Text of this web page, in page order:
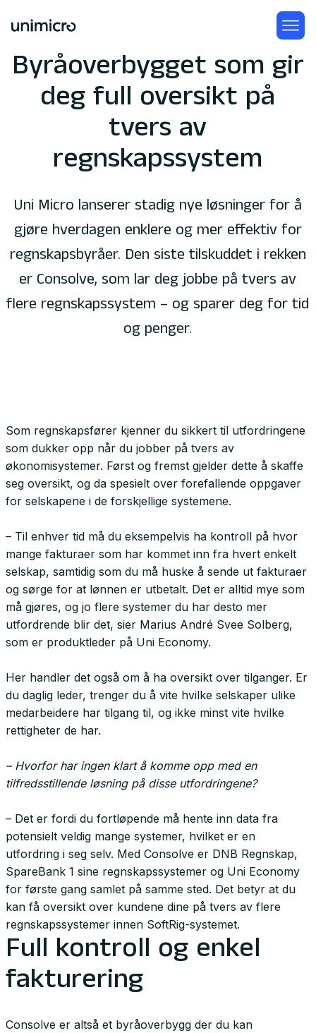
Byråoverbygget som gir
deg full oversikt på
tvers av
regnskapssystem
Uni Micro lanserer stadig nye løsninger for å
gjøre hverdagen enklere og mer effektiv for
regnskapsbyråer. Den siste tilskuddet i rekken
er Consolve, som lar deg jobbe på tvers av
flere regnskapssystem – og sparer deg for tid
og penger.
Som regnskapsfører kjenner du sikkert til utfordringene
som dukker opp når du jobber på tvers av
økonomisystemer. Først og fremst gjelder dette å skaffe
seg oversikt, og da spesielt over forefallende oppgaver
for selskapene i de forskjellige systemene.
– Til enhver tid må du eksempelvis ha kontroll på hvor
mange fakturaer som har kommet inn fra hvert enkelt
selskap, samtidig som du må huske å sende ut fakturaer
og sørge for at lønnen er utbetalt. Det er alltid mye som
må gjøres, og jo flere systemer du har desto mer
utfordrende blir det, sier Marius André Svee Solberg,
som er produktleder på Uni Economy.
Her handler det også om å ha oversikt over tilganger. Er
du daglig leder, trenger du å vite hvilke selskaper ulike
medarbeidere har tilgang til, og ikke minst vite hvilke
rettigheter de har.
– Hvorfor har ingen klart å komme opp med en
tilfredsstillende løsning på disse utfordringene?
– Det er fordi du fortløpende må hente inn data fra
potensielt veldig mange systemer, hvilket er en
utfordring i seg selv. Med Consolve er DNB Regnskap,
SpareBank 1 sine regnskapssystemer og Uni Economy
for første gang samlet på samme sted. Det betyr at du
kan få oversikt over kundene dine på tvers av flere
regnskapssystemer innen SoftRig-systemet.
Full kontroll og enkel
fakturering
Consolve er altså et byråoverbygg der du kan